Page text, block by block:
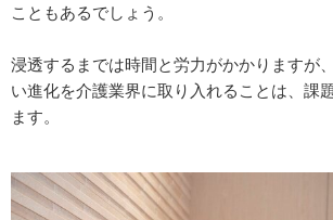
こともあるでしょう。
浸透するまでは時間と労力がかかりますが
い進化を介護業界に取り入れることは、課
ます。